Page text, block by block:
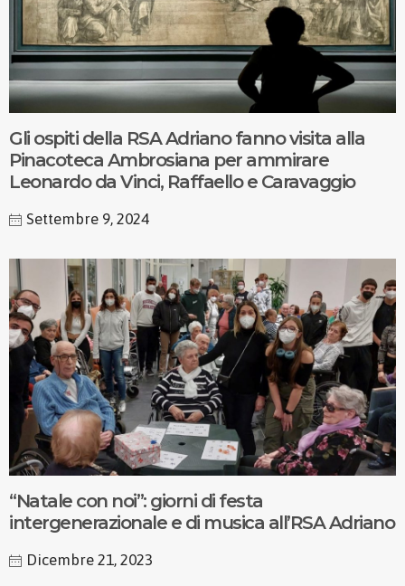
Gli ospiti della RSA Adriano fanno visita alla
Pinacoteca Ambrosiana per ammirare
Leonardo da Vinci, Raffaello e Caravaggio
Settembre 9, 2024
“Natale con noi”: giorni di festa
intergenerazionale e di musica all’RSA Adriano
Dicembre 21, 2023